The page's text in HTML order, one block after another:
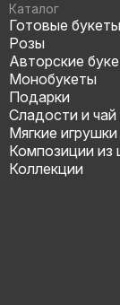
Каталог
Готовые букеты
Розы
Авторские
Монобукеты
Подарки
Сладости и чай
Мягкие игрушки
Композиции из
Коллекции